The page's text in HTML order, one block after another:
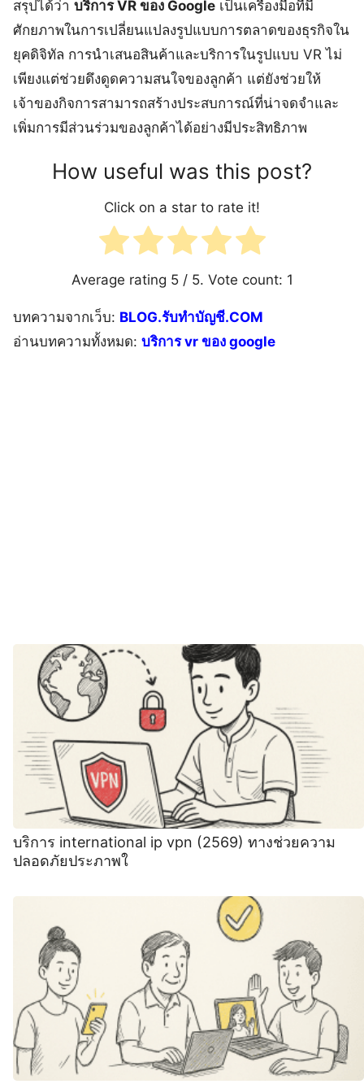
สรุปได้ว่า บริการ VR ของ Google เป็นเครื่องมือที่มี
ศักยภาพในการเปลี่ยนแปลงรูปแบบการตลาดของธุรกิจใน
ยุคดิจิทัล การนำเสนอสินค้าและบริการในรูปแบบ VR ไม่
เพียงแต่ช่วยดึงดูดความสนใจของลูกค้า แต่ยังช่วยให้
เจ้าของกิจการสามารถสร้างประสบการณ์ที่น่าจดจำและ
เพิ่มการมีส่วนร่วมของลูกค้าได้อย่างมีประสิทธิภาพ
How useful was this post?
Click on a star to rate it!
Average rating 5/ 5. Vote count: 1
บทความจากเว็บ: BLOG.รับทำบัญชี.COM
อ่านบทความทั้งหมด: บริการ vr ของ google
บริการ international ip vpn (2569) ทางช่วยความ
ปลอดภัยประภาพใ